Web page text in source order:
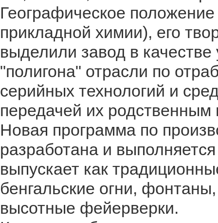
Географическое
прикладной химии), его
выделили завод в качестве
"полигона" отрасли по
серийных технологий и
передачей их родственным
Новая программа по
разработана и
выпускает как
бенгальские огни,
высотные фейерверки.